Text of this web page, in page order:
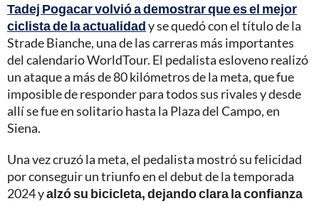
Tadej Pogacar volvió a demostrar que es el mejor
ciclista de la actualidady se quedó con el título de la
Strade Bianche, una de las carreras más importantes
del calendario WorldTour. El pedalista esloveno realizó
un ataque a más de 80 kilómetros de la meta, que fue
imposible de responder para todos sus rivales y desde
allí se fue en solitario hasta la Plaza del Campo, en
Siena.
Una vez cruzó la meta, el pedalista mostró su felicidad
por conseguir un triunfo en el debut de la temporada
2024 yalzó su bicicleta, dejando clara la confianza